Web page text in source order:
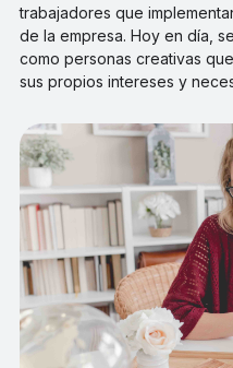
trabajadores que
de la empresa. Hoy en día,
como personas creativas
sus propios intereses y